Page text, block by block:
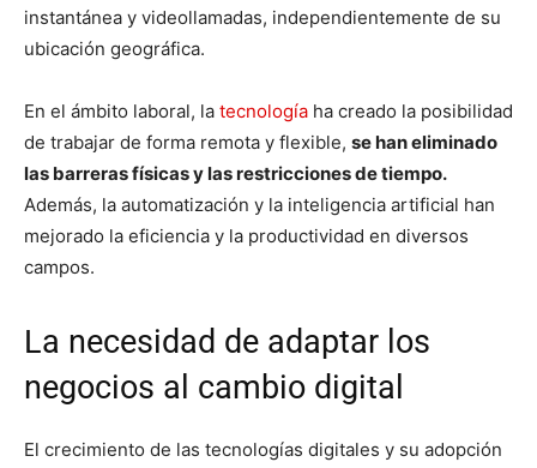
instantánea y videollamadas, independientemente de su
ubicación geográfica.
En el ámbito laboral, la tecnología ha creado la posibilidad
de trabajar de forma remota y flexible, se han eliminado
las barreras físicas y las restricciones de tiempo.
Además, la automatización y la inteligencia artificial han
mejorado la eficiencia y la productividad en diversos
campos.
La necesidad de adaptar los
negocios al cambio digital
El crecimiento de las tecnologías digitales y su adopción